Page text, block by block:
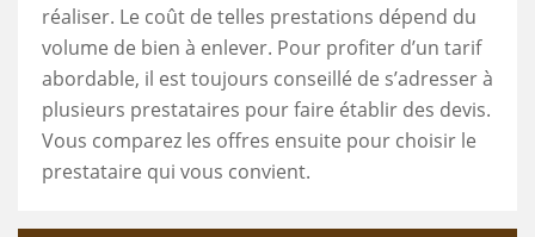
réaliser. Le coût de telles prestations dépend du
volume de bien à enlever. Pour profiter d’un tarif
abordable, il est toujours conseillé de s’adresser à
plusieurs prestataires pour faire établir des devis.
Vous comparez les offres ensuite pour choisir le
prestataire qui vous convient.